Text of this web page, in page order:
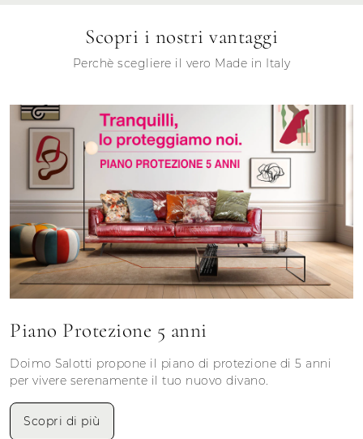
Scopri i nostri vantaggi
Perchè scegliere il vero Made in Italy
Piano Protezione 5 anni
Doimo Salotti propone il piano di protezione di 5 anni
per vivere serenamente il tuo nuovo divano.
Scopri di più